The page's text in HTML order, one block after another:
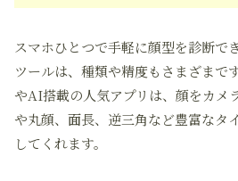
スマホひとつで手軽に顔型を診断で
ツールは、種類や精度もさまざまです
やAI搭載の人気アプリは、顔をカメ
や丸顔、面長、逆三角など豊富なタ
してくれます。